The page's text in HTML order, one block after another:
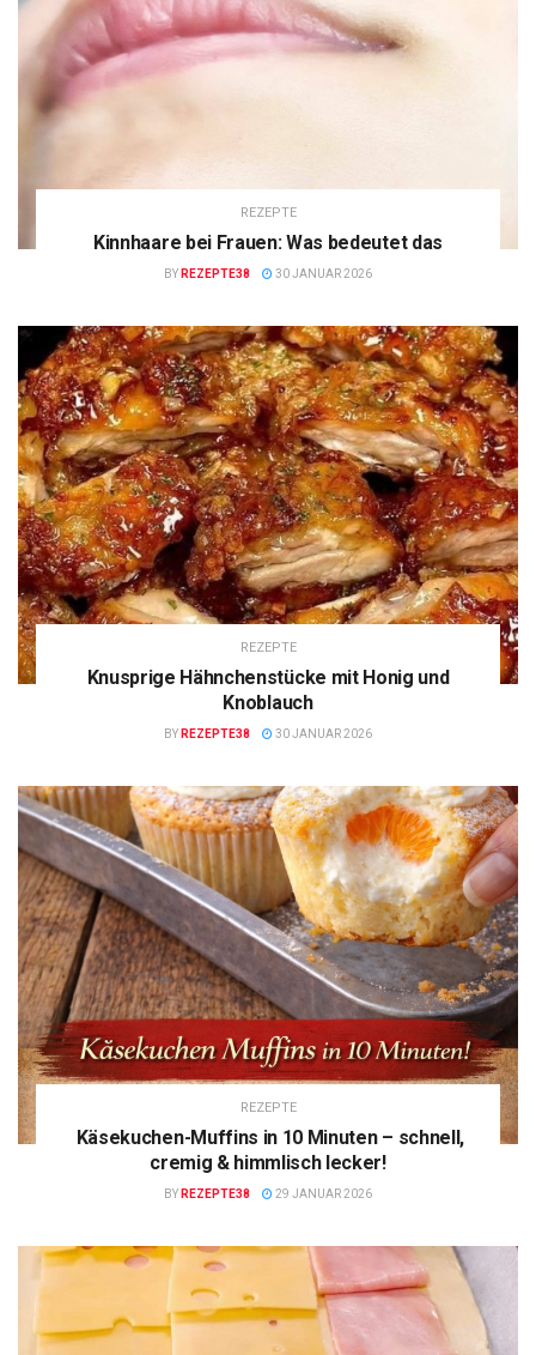
REZEPTE
Kinnhaare bei Frauen: Was bedeutet das
BY REZEPTE38 30 JANUAR 2026
REZEPTE
Knusprige Hähnchenstücke mit Honig und
Knoblauch
BY REZEPTE38 30 JANUAR 2026
REZEPTE
Käsekuchen-Muffins in 10 Minuten – schnell,
cremig & himmlisch lecker!
BY REZEPTE38 29 JANUAR 2026